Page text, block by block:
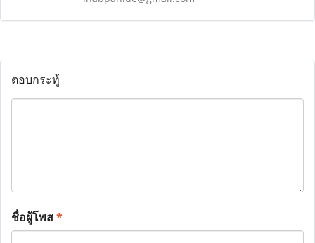
ตอบกระทู้
ชื่อผู้โพส*